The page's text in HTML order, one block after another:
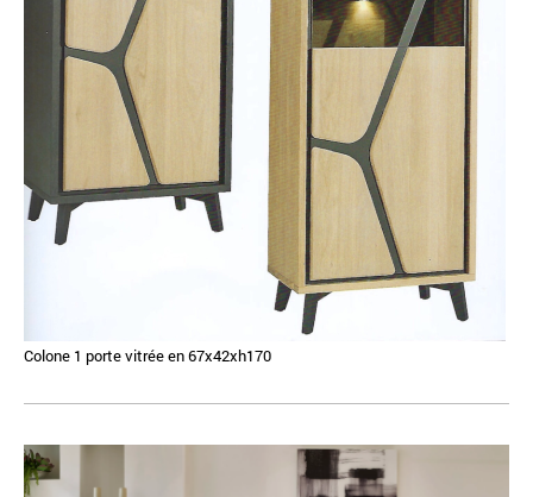
Colone 1 porte vitrée en 67x42xh170